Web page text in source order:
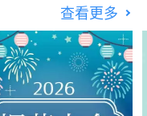
查看更多